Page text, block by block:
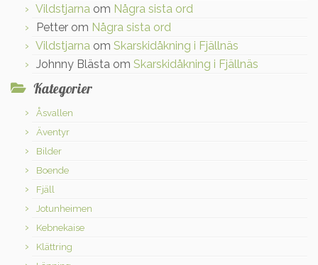
Vildstjarna om Några sista ord
Petter om Några sista ord
Vildstjarna om Skarskidåkning i Fjällnäs
Johnny Blästa om Skarskidåkning i Fjällnäs
Kategorier
Åsvallen
Äventyr
Bilder
Boende
Fjäll
Jotunheimen
Kebnekaise
Klättring